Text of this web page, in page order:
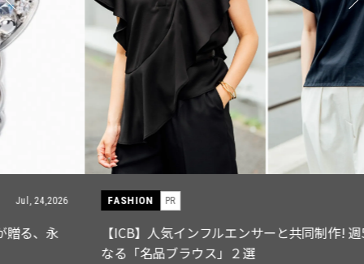
FASHION
【ICB】人気インフルエンサーと共同制作! 週5で着たく
なる「名品ブラウス」２選